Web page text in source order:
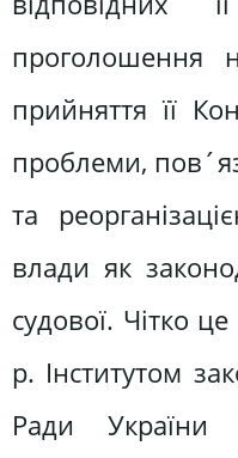
проголошення
прийняття її
проблеми,
та
влади як
судової. Чітко
р. Інститутом
Ради Ук­раїни